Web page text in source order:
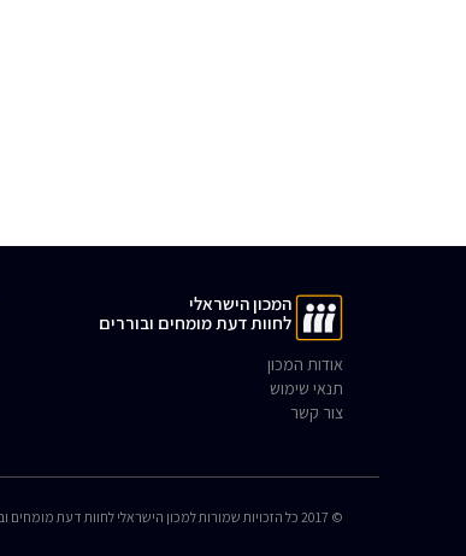
המכון הישראלי
לחוות דעת מומחים ובוררים
אודות המכון
תנאי שימוש
צור קשר
© 2017 כל הזכויות שמורות למכון הישראלי לחוות דעת מומחים ובוררים